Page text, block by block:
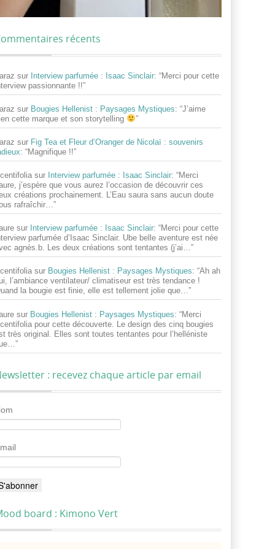
récents
sur Interview parfumée : Isaac Sinclair: “Merci pour cette
passionnante !!”
sur Bougies Hellenist : Paysages Mystiques: “J’aime
cette marque et son storytelling
”
sur Fig Tea et Fleur d’Oranger de Nicolaï : souvenirs
: “Magnifique !!”
sur Interview parfumée : Isaac Sinclair: “Merci
j’espère que vous aurez l’occasion de découvrir ces
créations prochainement. L’Eau saura sans aucun doute
rafraîchir…”
sur Interview parfumée : Isaac Sinclair: “Merci pour cette
parfumée d’Isaac Sinclair. Ube belle aventure est née
agnès.b. Les deux créations sont tentantes (j’ai…”
sur Bougies Hellenist : Paysages Mystiques: “Ah ah
l’ambiance ventilateur/ climatiseur est très tendance !
la bougie est finie, elle est tellement jolie que…”
sur Bougies Hellenist : Paysages Mystiques: “Merci
pour cette découverte. Le design des cinq bougies
très original. Elles sont toutes tentantes pour l’helléniste
”
: recevez chaque article par email
board : Kimono Vert